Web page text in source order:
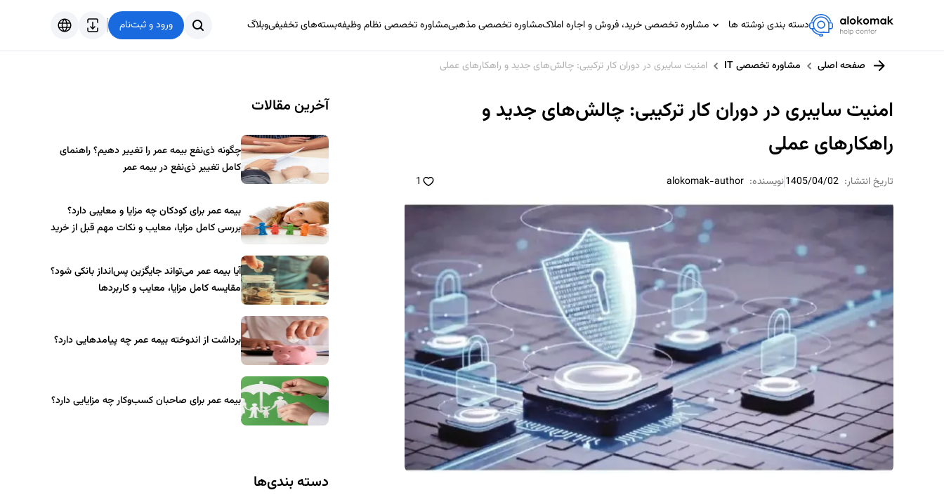
دسته بندی نوشته ها
مشاوره تخصصی IT
مشاوره خانواده
مشاوره ورزشی
مشاوره تخصصی خرید، فروش و اجاره املاکمشاوره تخصصی مذهبیمشاوره تخصصی نظام وظیفهبسته‌های تخفیفیوبلاگ ورود و ثبت‌نام
فارسی
صفحه اصلی مشاوره تخصصی IT امنیت سایبری در دوران کار ترکیبی: چالش‌های جدید و راهکارهای عملی
امنیت سایبری در دوران کار ترکیبی: چالش‌های جدید و
راهکارهای عملی
تاریخ انتشار: 1405/04/02نویسنده: alokomak-author
1
آخرین مقالات
چگونه ذی‌نفع بیمه عمر را تغییر دهیم؟ راهنمای
کامل تغییر ذی‌نفع در بیمه عمر
بیمه عمر برای کودکان چه مزایا و معایبی دارد؟
بررسی کامل مزایا، معایب و نکات مهم قبل از خرید
آیا بیمه عمر می‌تواند جایگزین پس‌انداز بانکی شود؟
مقایسه کامل مزایا، معایب و کاربردها
برداشت از اندوخته بیمه عمر چه پیامدهایی دارد؟
بیمه عمر برای صاحبان کسب‌وکار چه مزایایی دارد؟
دسته بندی‌ها